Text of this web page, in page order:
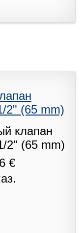
2" (65 mm)
€